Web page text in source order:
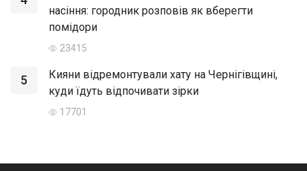
насіння: городник розповів як вберегти
помідори
23415
5
Кияни відремонтували хату на Чернігівщині,
куди їдуть відпочивати зірки
17701